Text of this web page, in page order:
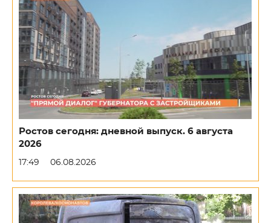
Ростов сегодня: дневной выпуск. 6 августа
2026
17:49 06.08.2026